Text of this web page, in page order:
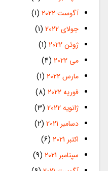
آگوست 2022
(1)
جولای 2022
(1)
ژوئن 2022
(1)
می 2022
(4)
مارس 2022
(1)
فوریه 2022
(8)
ژانویه 2022
(3)
دسامبر 2021
(2)
اکتبر 2021
(6)
سپتامبر 2021
(9)